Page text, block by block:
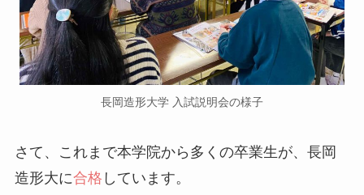
長岡造形大学 入試説明会の様子
さて、これまで本学院から多くの卒業生が、長岡
造形大に合格 しています。